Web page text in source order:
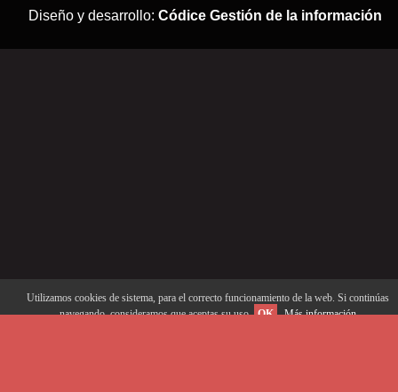
Diseño y desarrollo: Códice Gestión de la información
Utilizamos cookies de sistema, para el correcto funcionamiento de la web. Si continúas
navegando, consideramos que aceptas su uso. OK Más información